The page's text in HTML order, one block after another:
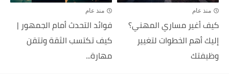
منذ عام
كيف أغير مساري المهني؟
إليك أهم الخطوات لتغيير
وظيفتك
منذ عام
فوائد التحدث أمام الجمهور |
كيف تكتسب الثقة وتتقن
مهارة...